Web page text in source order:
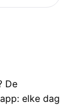
De
elke dag